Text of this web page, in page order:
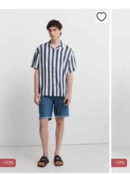
-70% -70%